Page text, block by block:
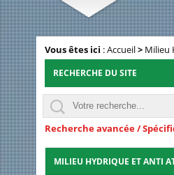
Vous êtes ici :Accueil> Milieu
RECHERCHE DU SITE
Recherche avancée /
MILIEU HYDRIQUE ET ANTI